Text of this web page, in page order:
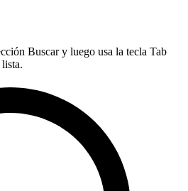
Buscar y luego usa la tecla Tab